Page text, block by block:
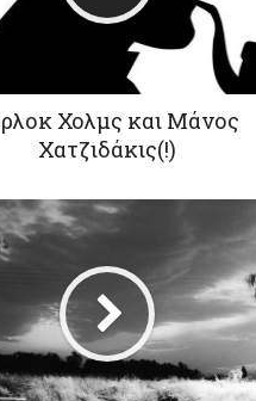
Χολμς και Μάνος
Χατζιδάκις(!)